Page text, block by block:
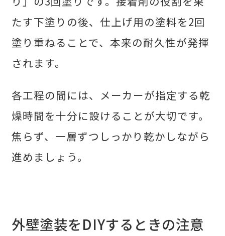
たす下塗りの後、仕上げ用の塗料を2回
塗り重ねることで、本来の耐久性が発揮
されます。
各工程の間には、メーカーが指定する乾
燥時間を十分に設けることが大切です。
焦らず、一層ずつしっかり乾かしながら
進めましょう。
外壁塗装をDIYするときの注意